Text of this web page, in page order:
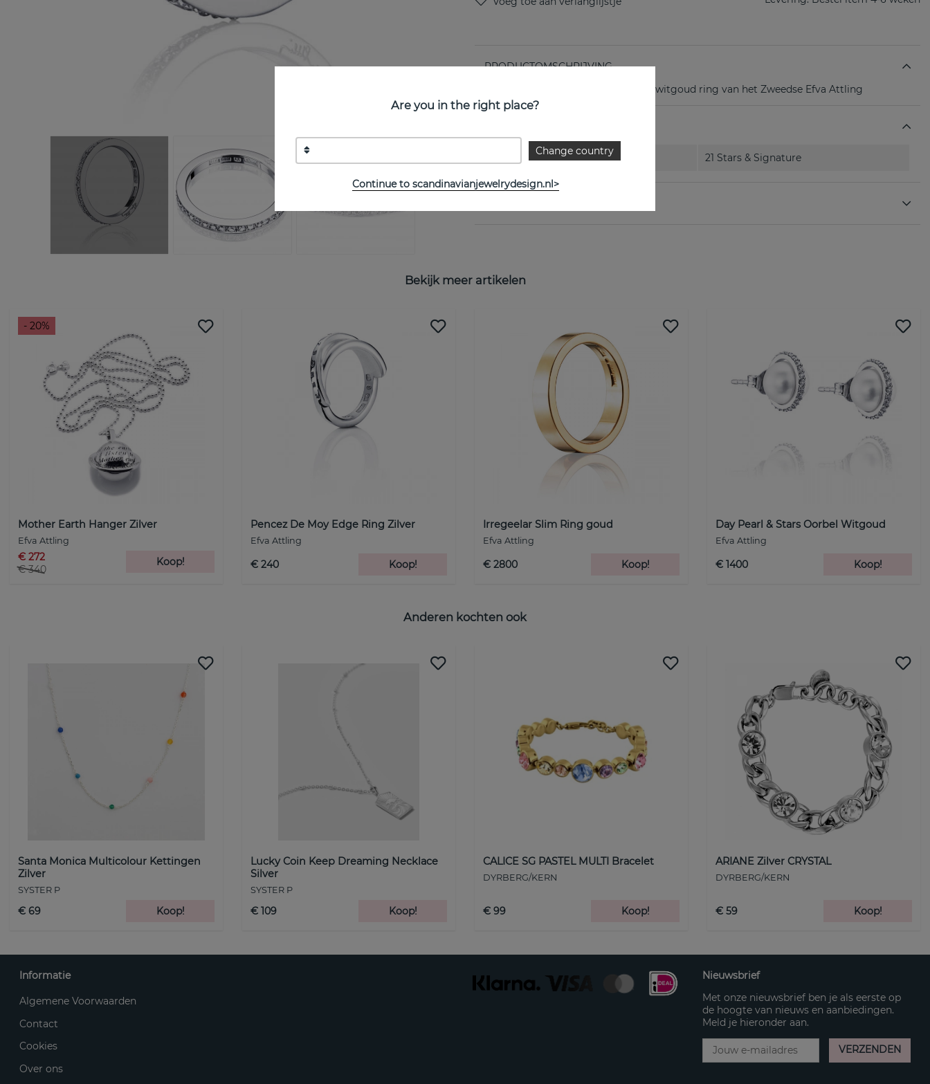
PRODUCTOMSCHRIJVING
21 Stars & Signature Thin is een 18k witgoud ring van het Zweedse Efva Attling
Collectie: 21 Stars & Signature
Bekijk meer artikelen
- 20%
Mother Earth Hanger Zilver
Efva Attling
€ 272
€ 340
Koop!
Pencez De Moy Edge Ring Zilver
Efva Attling
€ 240 Koop!
Irregeelar Slim Ring goud
Efva Attling
€ 2800 Koop!
Day Pearl & Stars Oorbel Witgoud
Efva Attling
€ 1400 Koop!
Anderen kochten ook
Santa Monica Multicolour Kettingen
Zilver
SYSTER P
€ 69 Koop!
Lucky Coin Keep Dreaming Necklace
Silver
SYSTER P
€ 109 Koop!
CALICE SG PASTEL MULTI Bracelet
DYRBERG/KERN
€ 99 Koop!
ARIANE Zilver CRYSTAL
DYRBERG/KERN
€ 59 Koop!
Are you in the right place?
Change country
Continue to scandinavianjewelrydesign.nl>
Informatie
Algemene Voorwaarden
Contact
Cookies
Over ons
Nieuwsbrief
Met onze nieuwsbrief ben je als eerste op
de hoogte van nieuws en aanbiedingen.
Meld je hieronder aan.
VERZENDEN